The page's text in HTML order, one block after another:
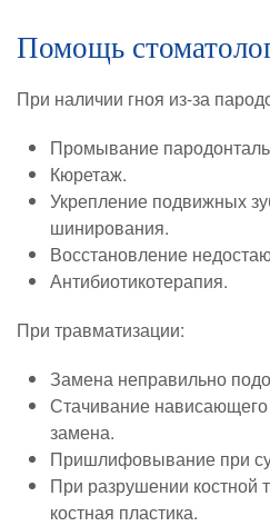
Помощь
При наличии гноя из-за
Промывание
Кюретаж.
Укрепление подвижных
шинирования.
Восстановление
Антибиотикотерапия.
При травматизации:
Замена неправильно
Стачивание
замена.
Пришлифовывание при
При разрушении костной
костная пластика.